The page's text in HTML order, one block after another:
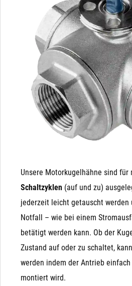
Unsere Motorkugelhähne sind für
Schaltzyklen (auf und zu)
jederzeit leicht getauscht werden
Notfall – wie bei einem
betätigt werden kann. Ob der
Zustand auf oder zu schaltet,
werden indem der Antrieb
montiert wird.